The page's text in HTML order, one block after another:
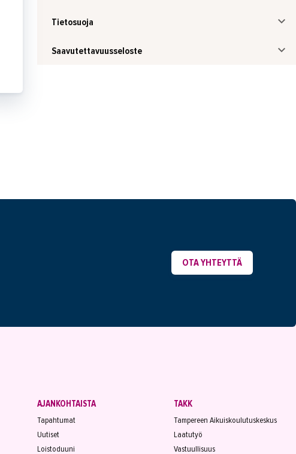
Tietosuoja
Saavutettavuusseloste
OTA YHTEYTTÄ
AJANKOHTAISTA
Tapahtumat
Uutiset
Loistoduuni
TAKK
Tampereen Aikuiskoulutuskeskus
Laatutyö
Vastuullisuus